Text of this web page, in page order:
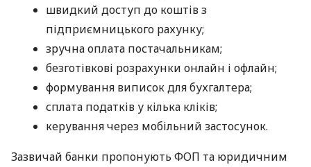
швидкий доступ до коштів з
підприємницького рахунку;
зручна оплата постачальникам;
безготівкові розрахунки онлайн і офлайн;
формування виписок для бухгалтера;
сплата податків у кілька кліків;
керування через мобільний застосунок.
Зазвичай банки пропонують ФОП та юридичним